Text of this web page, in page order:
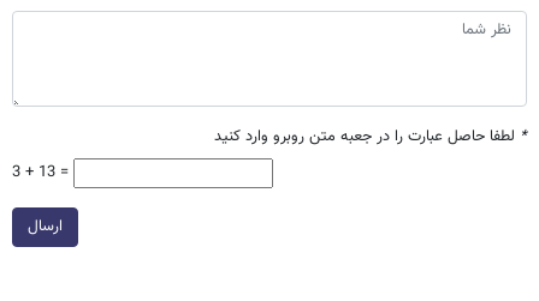
* لطفا حاصل عبارت را در جعبه متن روبرو وارد کنید
3 + 13 =
ارسال